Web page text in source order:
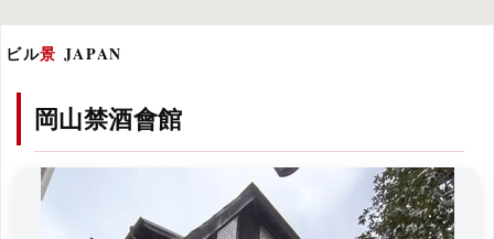
ビル景 JAPAN
岡山禁酒會館